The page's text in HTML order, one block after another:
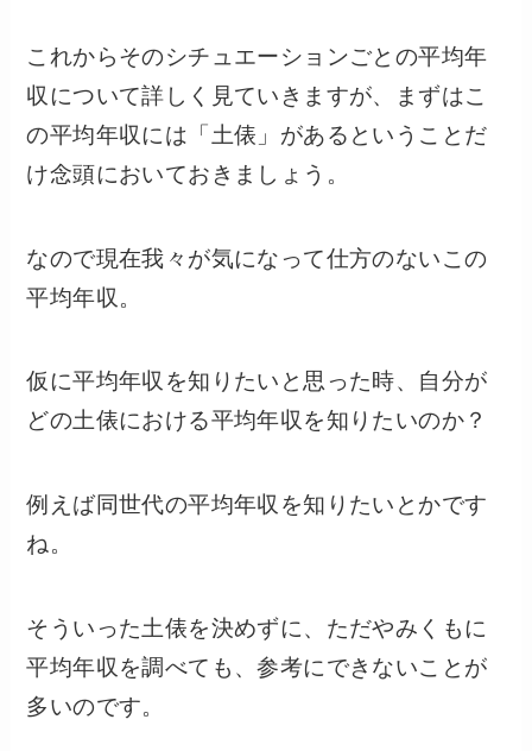
これからそのシチュエーションごとの平均年
収について詳しく見ていきますが、まずはこ
の平均年収には「土俵」があるということだ
け念頭においておきましょう。
なので現在我々が気になって仕方のないこの
平均年収。
仮に平均年収を知りたいと思った時、自分が
どの土俵における平均年収を知りたいのか？
例えば同世代の平均年収を知りたいとかです
ね。
そういった土俵を決めずに、ただやみくもに
平均年収を調べても、参考にできないことが
多いのです。